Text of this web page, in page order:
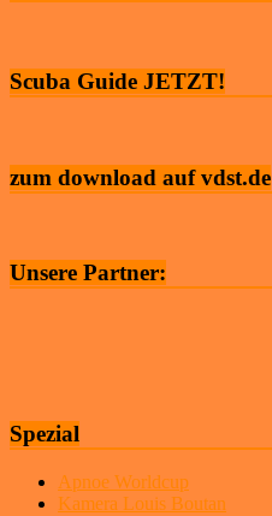
Scuba Guide JETZT!
zum download auf vdst.de
Unsere Partner:
Spezial
Apnoe Worldcup
Kamera Louis Boutan